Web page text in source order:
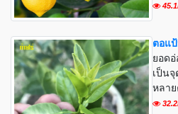
ตอแ
ยอด
เป็น
หลาย